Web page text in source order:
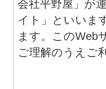
会社平野屋」が
イト」といいま
ます。このWeb
ご理解のうえご